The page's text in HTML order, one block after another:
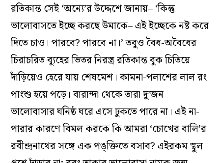
রতিকান্ত সেই ‘অন্যে’র উদ্দেশে জানায়– ‘কিন্তু
ভালোবাসতে ইচ্ছে করছে উমাকে– এই ইচ্ছেকে নষ্ট করে
দিতে চাও। পারবে? পারবে না।’ তবুও বৈধ-অবৈধের
চিরাচরিত ব্যূহের ভিতর নিরস্ত্র রতিকান্ত বুক চিতিয়ে
দাঁড়িয়েও হেরে যায় শেষমেশ। কামনা-পলাশের লাল রং
পাংশু হয়ে পড়ে। বারান্দা থেকে তারা দু’জন
ভালোবাসার ঘনিষ্ঠ ঘরে এসে ঢুকতে পারে না। এই না-
পারার কারণে বিমল করকে কি আমরা ‘চোখের বালি’র
রবীন্দ্রনাথের সঙ্গে এক পঙ্‌ক্তিতে বসাব? এইরকম স্থূল